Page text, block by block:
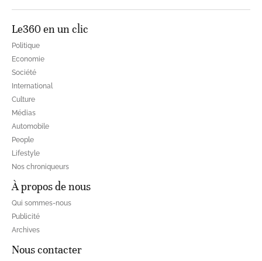
Le360 en un clic
Politique
Economie
Société
International
Culture
Médias
Automobile
People
Lifestyle
Nos chroniqueurs
À propos de nous
Qui sommes-nous
Publicité
Archives
Nous contacter